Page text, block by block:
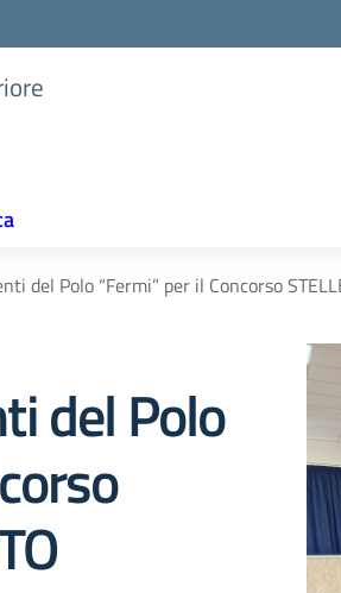
del Polo “Fermi” per il Concorso
del Polo